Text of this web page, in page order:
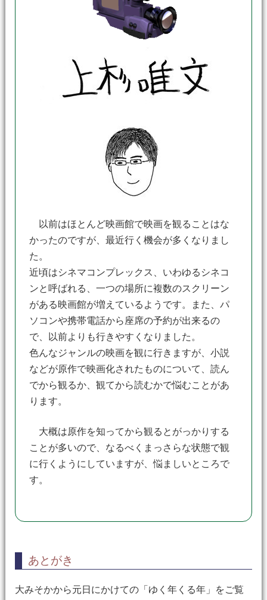
以前はほとんど映画館で映画を観ることはな
かったのですが、最近行く機会が多くなりまし
た。
近頃はシネマコンプレックス、いわゆるシネコ
ンと呼ばれる、一つの場所に複数のスクリーン
がある映画館が増えているようです。また、パ
ソコンや携帯電話から座席の予約が出来るの
で、以前よりも行きやすくなりました。
色んなジャンルの映画を観に行きますが、小説
などが原作で映画化されたものについて、読ん
でから観るか、観てから読むかで悩むことがあ
ります。
大概は原作を知ってから観るとがっかりする
ことが多いので、なるべくまっさらな状態で観
に行くようにしていますが、悩ましいところで
す。
あとがき
大みそかから元日にかけての「ゆく年くる年」をご覧